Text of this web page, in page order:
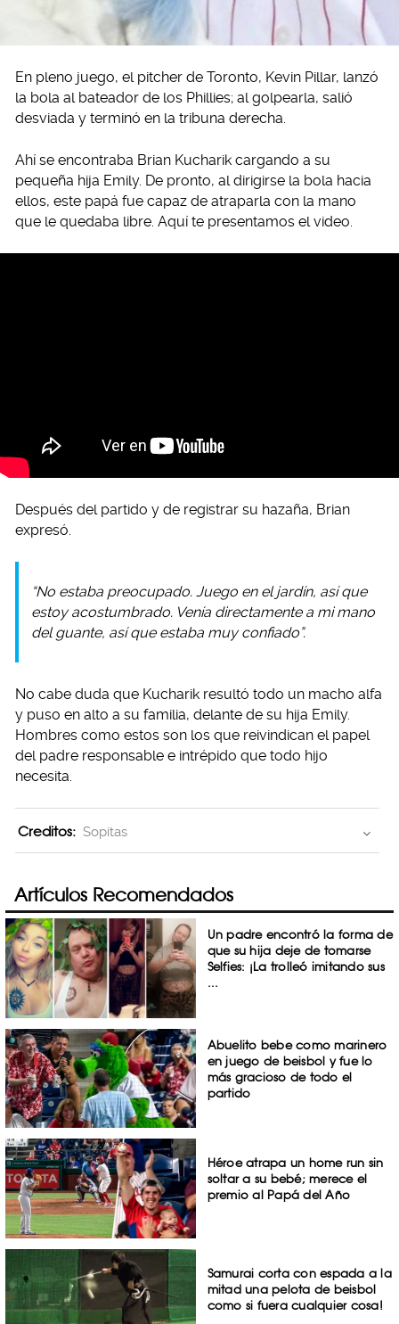
En pleno juego, el pitcher de Toronto, Kevin Pillar, lanzó
la bola al bateador de los Phillies; al golpearla, salió
desviada y terminó en la tribuna derecha.
Ahí se encontraba Brian Kucharik cargando a su
pequeña hija Emily. De pronto, al dirigirse la bola hacia
ellos, este papá fue capaz de atraparla con la mano
que le quedaba libre. Aquí te presentamos el video.
Después del partido y de registrar su hazaña, Brian
expresó.
“No estaba preocupado. Juego en el jardín, así que
estoy acostumbrado. Venía directamente a mi mano
del guante, así que estaba muy confiado”.
No cabe duda que Kucharik resultó todo un macho alfa
y puso en alto a su familia, delante de su hija Emily.
Hombres como estos son los que reivindican el papel
del padre responsable e intrépido que todo hijo
necesita.
Creditos: Sopitas
Artículos Recomendados
Un padre encontró la forma de
que su hija deje de tomarse
Selfies: ¡La trolleó imitando sus
...
Abuelito bebe como marinero
en juego de beisbol y fue lo
más gracioso de todo el
partido
Héroe atrapa un home run sin
soltar a su bebé; merece el
premio al Papá del Año
Samurai corta con espada a la
mitad una pelota de beisbol
como si fuera cualquier cosa!